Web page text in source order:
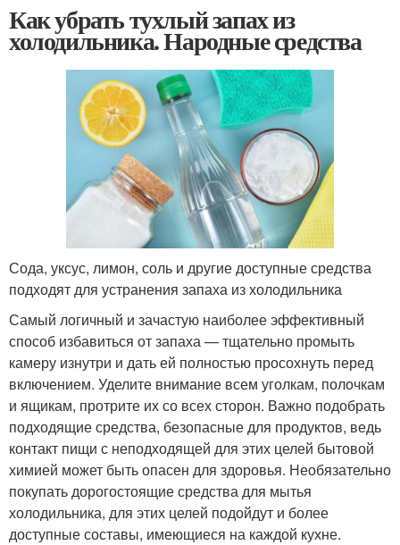
Как убрать тухлый запах из
холодильника. Народные средства
Сода, уксус, лимон, соль и другие доступные средства
подходят для устранения запаха из холодильника
Самый логичный и зачастую наиболее эффективный
способ избавиться от запаха — тщательно промыть
камеру изнутри и дать ей полностью просохнуть перед
включением. Уделите внимание всем уголкам, полочкам
и ящикам, протрите их со всех сторон. Важно подобрать
подходящие средства, безопасные для продуктов, ведь
контакт пищи с неподходящей для этих целей бытовой
химией может быть опасен для здоровья. Необязательно
покупать дорогостоящие средства для мытья
холодильника, для этих целей подойдут и более
доступные составы, имеющиеся на каждой кухне.